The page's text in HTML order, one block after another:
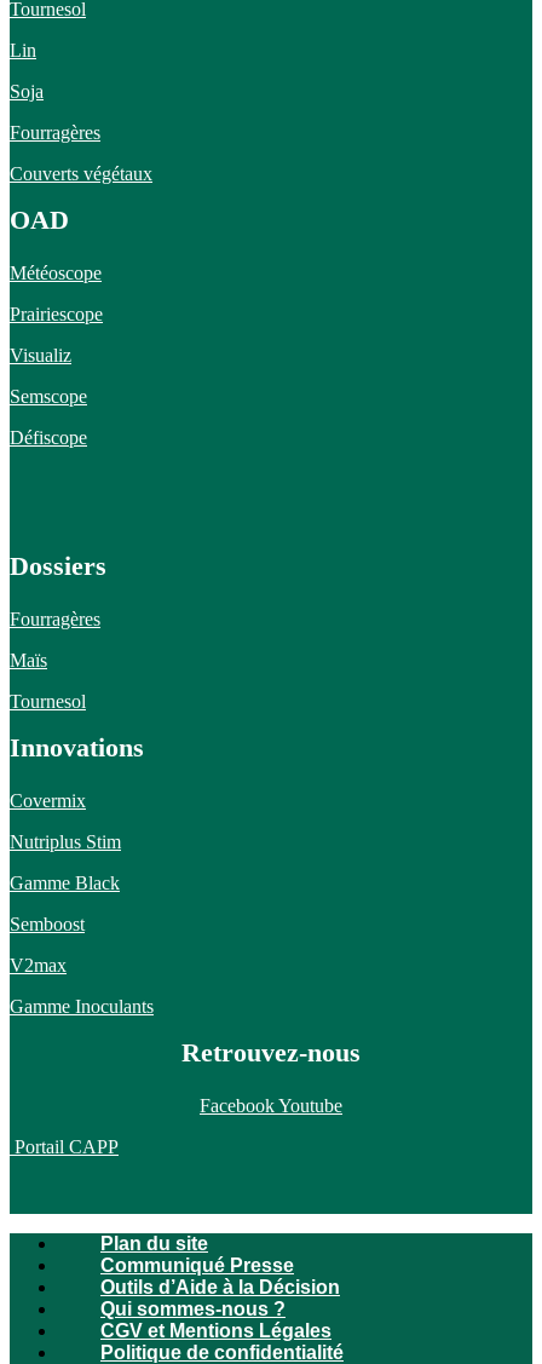
Tournesol
Lin
Soja
Fourragères
Couverts végétaux
OAD
Météoscope
Prairiescope
Visualiz
Semscope
Défiscope
Dossiers
Fourragères
Maïs
Tournesol
Innovations
Covermix
Nutriplus Stim
Gamme Black
Semboost
V2max
Gamme Inoculants
Retrouvez-nous
FacebookYoutube
Portail CAPP
Plan du site
Communiqué Presse
Outils d’Aide à la Décision
Qui sommes-nous ?
CGV et Mentions Légales
Politique de confidentialité